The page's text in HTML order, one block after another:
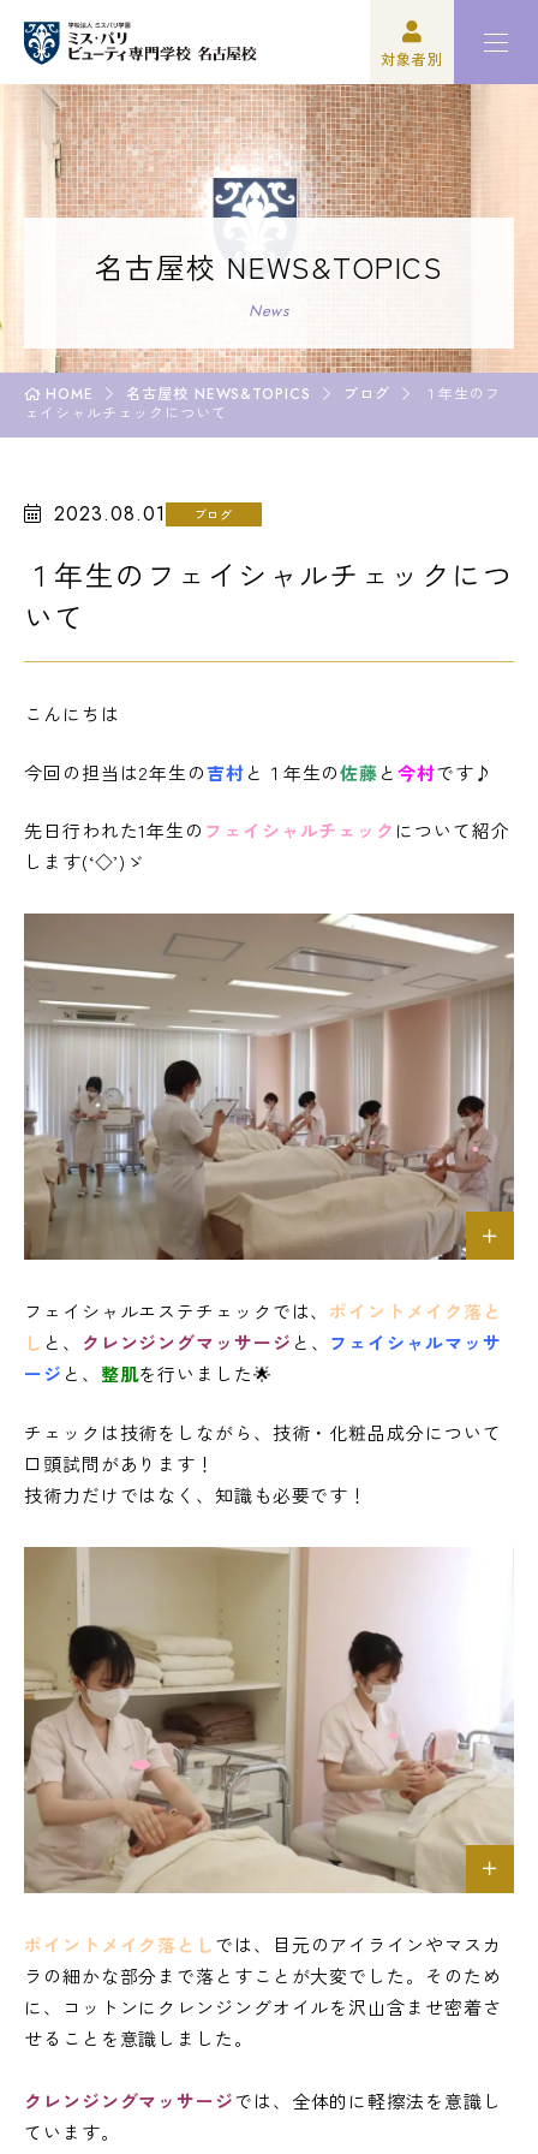
対象者別
高校3年生の方
再進学をご検討の方
保護者の方
企業の方
卒業生の方
ミスパリについて
学科紹介
オープンキャンパス・イベント
入学案内
学園生活
高校3年生の方
個人情報保護方針
サイトマップ
SNSをフォローして最新情報をCHECK !
名古屋校 NEWS&TOPICS
News
HOME 名古屋校 NEWS&TOPICS ブログ
１年生のフ
ェイシャルチェックについて
2023.08.01 ブログ
１年生のフェイシャルチェックにつ
いて
こんにちは
今回の担当は2年生の吉村と１年生の佐藤と今村です♪
先日行われた1年生の フェイシャルチェック について紹介
します(‘◇’)ゞ
フェイシャルエステチェックでは、 ポイントメイク落と
し と、 クレンジングマッサージ と、 フェイシャルマッサ
ージ と、 整肌を行いました🌟
チェックは技術をしながら、技術・化粧品成分について
口頭試問があります！
技術力だけではなく、知識も必要です！
ポイントメイク落としでは、目元のアイラインやマスカ
ラの細かな部分まで落とすことが大変でした。そのため
に、コットンにクレンジングオイルを沢山含ませ密着さ
せることを意識しました。
クレンジングマッサージでは、全体的に軽擦法を意識し
ています。